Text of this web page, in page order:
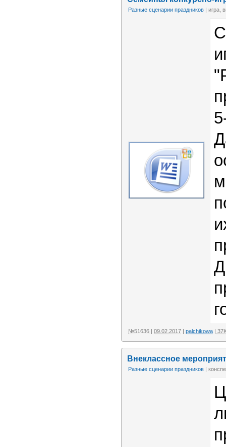
Разные сценарии праздников | игра,
№51636 | 09.02.2017 | palchikowa |
Внеклассное
Разные сценарии праздников |